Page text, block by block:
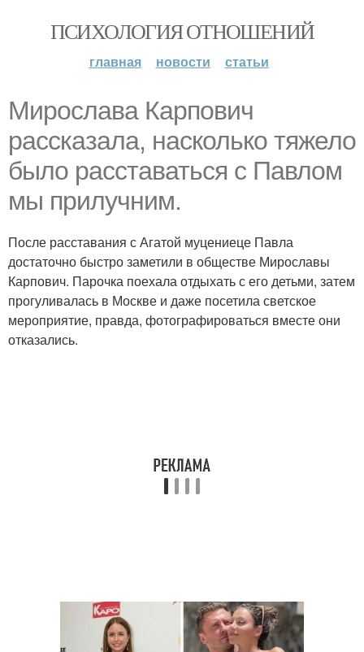
ПСИХОЛОГИЯ ОТНОШЕНИЙ
главная новости статьи
Мирослава Карпович
рассказала, насколько тяжело
было расставаться с Павлом
мы прилучним.
После расставания с Агатой муцениеце Павла
достаточно быстро заметили в обществе Мирославы
Карпович. Парочка поехала отдыхать с его детьми, затем
прогуливалась в Москве и даже посетила светское
мероприятие, правда, фотографироваться вместе они
отказались.